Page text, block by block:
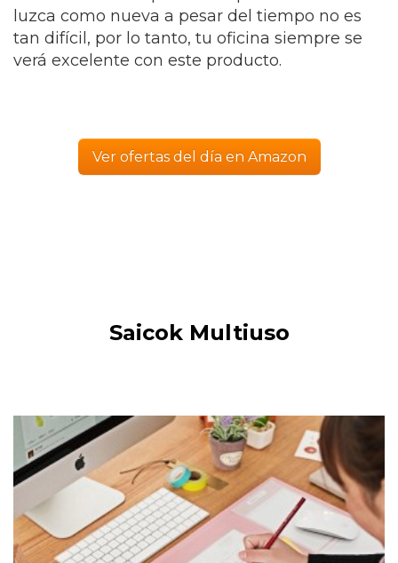
luzca como nueva a pesar del tiempo no es
tan difícil, por lo tanto, tu oficina siempre se
verá excelente con este producto.
Ver ofertas del día en Amazon
Saicok Multiuso